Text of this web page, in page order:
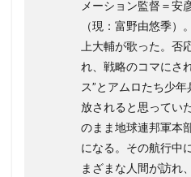
北乃きい
北久保弘之
北京寒木春華動画技術有限会社
北大路欣也
北尾亘
北川智絵
北川米彦
千葉紗子
北村和夫
北西純子
千々松幸子
千菅春香 千葉
ＮＨＫエンタープライズ
メーション監督＝安
（現：富野由悠季）
上大輔が歌った。否
れ、戦略のコマにさ
ス”とアムロたち少
放されると思ってい
のまま地球連邦軍本
になる。その航行中
まざまな人間が訪れ